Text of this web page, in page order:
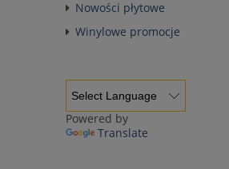
Nowości płytowe
Winylowe promocje
Powered by
Translate